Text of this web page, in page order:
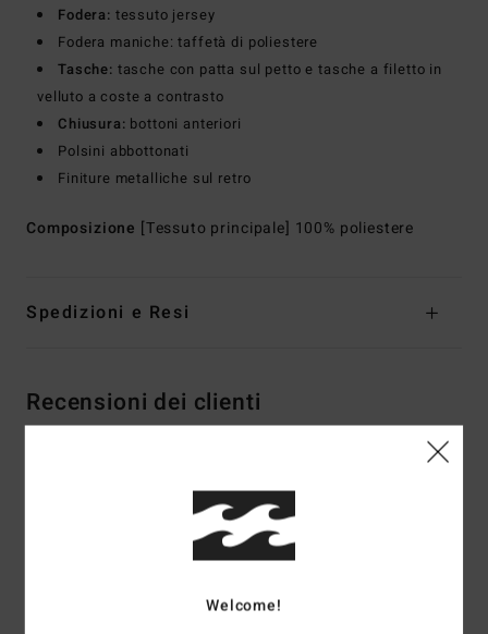
Fodera: tessuto jersey
Fodera maniche: taffetà di poliestere
Tasche: tasche con patta sul petto e tasche a filetto in
velluto a coste a contrasto
Chiusura: bottoni anteriori
Polsini abbottonati
Finiture metalliche sul retro
Composizione [Tessuto principale] 100% poliestere
Spedizioni e Resi
Recensioni dei clienti
5.0/5
2 recensioni verificate
Welcome!